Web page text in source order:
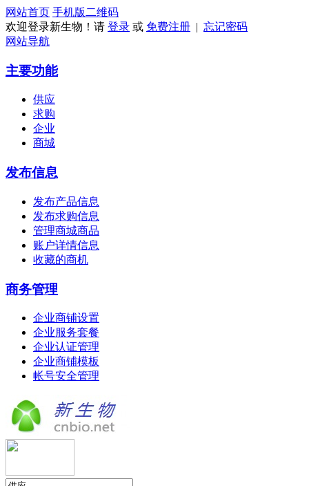
网站首页 手机版 二维码
欢迎登录新生物！请 登录 或 免费注册 | 忘记密码
网站导航
主要功能
供应
求购
企业
商城
发布信息
发布产品信息
发布求购信息
管理商城商品
账户详情信息
收藏的商机
商务管理
企业商铺设置
企业服务套餐
企业认证管理
企业商铺模板
帐号安全管理